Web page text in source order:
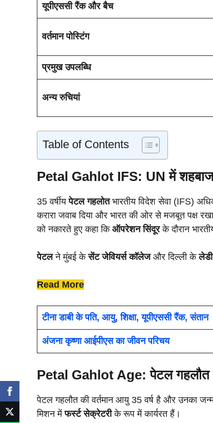
यूपीएससी रैंक और बैच
वर्तमान पोस्टिंग
प्रमुख उपलब्धि
अन्य रुचियां
Table of Contents
Petal Gahlot IFS: UN में
35 वर्षीयपेटल गहलोतभारतीय विदेश सेवा (IFS)
करारा जवाब दिया और भारत की ओर से मजबूत पक्ष
को नकारते हुए कहा कि ऑपरेशन सिंदूरके दौरान
पेटलने मुंबई केसेंट जेवियर्स कॉलेजऔर दिल्ली के
Read More
टीना डाबी के पति, आयु, शिक्षा, यूपीएससी रैंक, संतान
अंजना कृष्णा आईपीएस का जीवन परिचय
Petal Gahlot Age: पेटल
पेटल गहलौत की वर्तमान आयु 35 वर्ष है और उनका
मिशन मेंफर्स्ट सेक्रेटरीके रूप में कार्यरत हैं।